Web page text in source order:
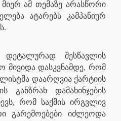
მიერ ამ თემაზე არასწორი
ატარებს კამპანიურ
დეტალურად შესწავლის
მივიდა დასკვნამდე, რომ
დაარღვია ქარტიის
განზრახ დამახინჯების
რომ საქმის ირგვლივ
გარემოებები იძლეოდა